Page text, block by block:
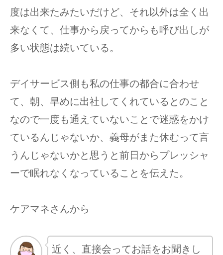
度は出来たみたいだけど、それ以外は全く出
来なくて、仕事から戻ってからも呼び出しが
多い状態は続いている。
デイサービス側も私の仕事の都合に合わせ
て、朝、早めに出社してくれているとのこと
なので一度も通えていないことで迷惑をかけ
ているんじゃないか、義母がまた休むって言
うんじゃないかと思うと前日からプレッシャ
ーで眠れなくなっていることを伝えた。
ケアマネさんから
近く、直接会ってお話をお聞きし